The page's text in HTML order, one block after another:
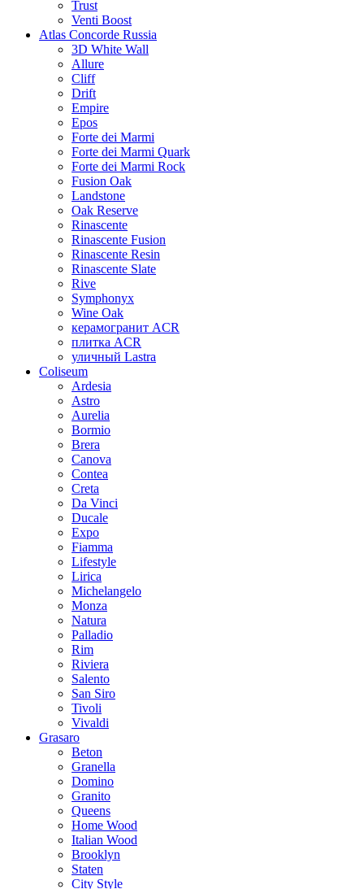
Trust
Venti Boost
Atlas Concorde Russia
3D White Wall
Allure
Cliff
Drift
Empire
Epos
Forte dei Marmi
Forte dei Marmi Quark
Forte dei Marmi Rock
Fusion Oak
Landstone
Oak Reserve
Rinascente
Rinascente Fusion
Rinascente Resin
Rinascente Slate
Rive
Symphonyx
Wine Oak
керамогранит ACR
плитка ACR
уличный Lastra
Coliseum
Ardesia
Astro
Aurelia
Bormio
Brera
Canova
Contea
Creta
Da Vinci
Ducale
Expo
Fiamma
Lifestyle
Lirica
Michelangelo
Monza
Natura
Palladio
Rim
Riviera
Salento
San Siro
Tivoli
Vivaldi
Grasaro
Beton
Granella
Domino
Granito
Queens
Home Wood
Italian Wood
Brooklyn
Staten
City Style